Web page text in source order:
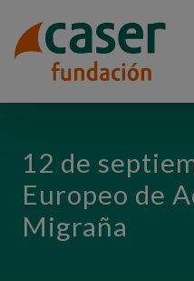
12 de
Europeo de
Migraña